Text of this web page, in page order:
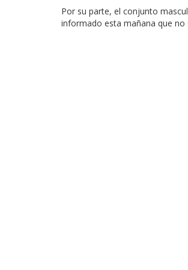
Por su parte, el conjunto
informado esta mañana que no